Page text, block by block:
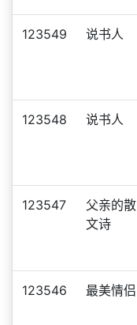
123549 说书人
123548 说书人
123547
父亲的散
文诗
123546 最美情侣